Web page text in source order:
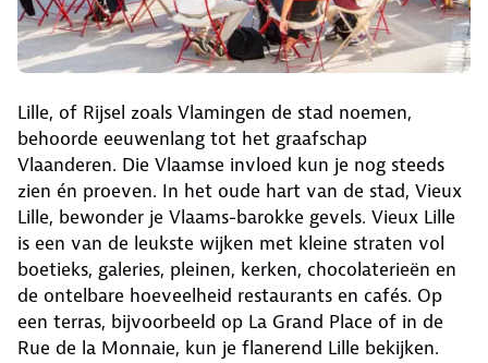
Lille, of Rijsel zoals Vlamingen de stad noemen,
behoorde eeuwenlang tot het graafschap
Vlaanderen. Die Vlaamse invloed kun je nog steeds
zien én proeven. In het oude hart van de stad, Vieux
Lille, bewonder je Vlaams-barokke gevels. Vieux Lille
is een van de leukste wijken met kleine straten vol
boetieks, galeries, pleinen, kerken, chocolaterieën en
de ontelbare hoeveelheid restaurants en cafés. Op
een terras, bijvoorbeeld op La Grand Place of in de
Rue de la Monnaie, kun je flanerend Lille bekijken.